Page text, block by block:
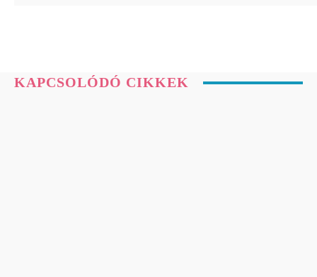
KAPCSOLÓDÓ CIKKEK